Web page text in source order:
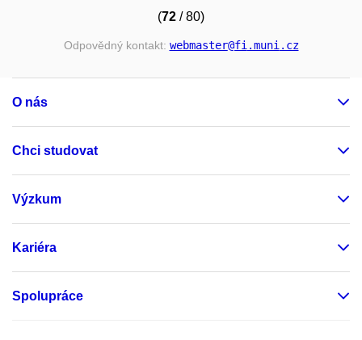
(72 / 80)
Odpovědný kontakt: webmaster@fi.muni.cz
O nás
Chci studovat
Výzkum
Kariéra
Spolupráce